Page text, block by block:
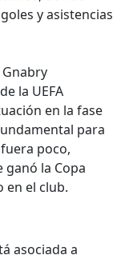
y asistencias
la UEFA
en la fase
para
poco,
la Copa
en el club.
asociada a